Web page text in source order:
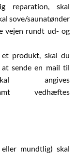
reparation, skal
sove/saunatønder
vejen rundt ud- og
produkt, skal du
sende en mail til
angives
vedhæftes
mundtlig) skal